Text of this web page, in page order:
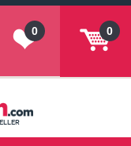
0
0